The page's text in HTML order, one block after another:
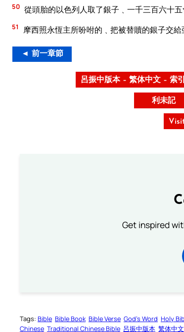
50 從頭胎的以色列人取了銀子﹑一千三百六十五
51 摩西照永恆主所吩咐的﹑把被替贖的銀子交
◄ 前一章節
呂振中版本 – 繁体中文 – 索引
利未記
Get inspired
Tags: Bible Bible Book Bible Verse God’s Word Holy
Chinese Traditional Chinese Bible 呂振中版本 繁体中文